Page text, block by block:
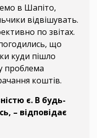
в Шапіто,
відвішувать.
по звітах.
що
куди пішло
проблема
коштів.
є. В будь-
– відповідає